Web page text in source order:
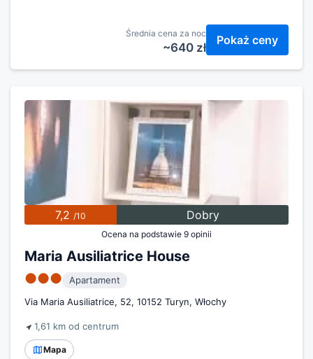
Średnia cena za noc
~640 zł
Pokaż ceny
7,2 /10 Dobry
Ocena na podstawie 9 opinii
Maria Ausiliatrice House
●●●
Apartament
Via Maria Ausiliatrice, 52, 10152 Turyn, Włochy
1,61 km od centrum
Mapa